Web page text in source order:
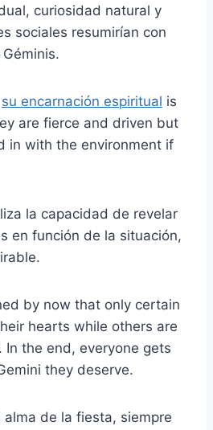
curiosidad natural y
sociales resumirían con
su encarnación espiritual is
are fierce and driven but
in with the environment if
la capacidad de revelar
en función de la situación,
by now that only certain
hearts while others are
In the end, everyone gets
they deserve.
alma de la fiesta, siempre